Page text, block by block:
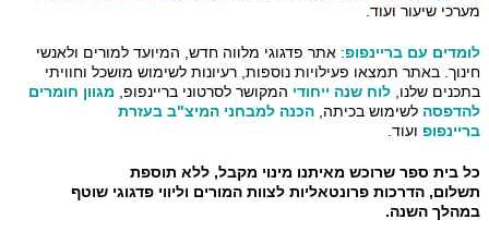
מערכי שיעור ועוד.
לומדים עם בריינפופ: אתר פדגוגי מלווה חדש, המיועד למורים ולאנשי
חינוך. באתר תמצאו פעילויות נוספות, רעיונות לשימוש מושכל וחוויתי
בתכנים שלנו, לוח שנה ייחודי המקושר לסרטוני בריינפופ, מגוון חומרים
להדפסה לשימוש בכיתה, הכנה למבחני המיצ"ב בעזרת
בריינפופ ועוד.
כל בית ספר שרוכש מאיתנו מינוי מקבל, ללא תוספת
תשלום, הדרכות פרונטאליות לצוות המורים וליווי פדגוגי שוטף
במהלך השנה.